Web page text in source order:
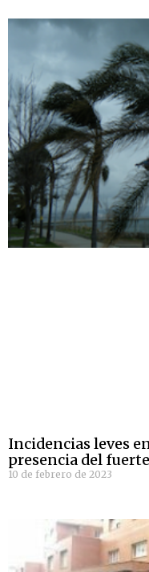
Incidencias leves
presencia del
10 de febrero de 2023